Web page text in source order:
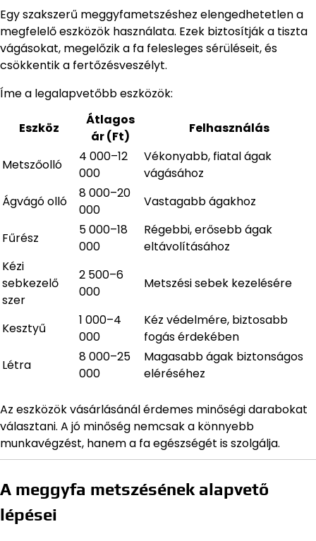
Egy szakszerű meggyfametszéshez elengedhetetlen a
megfelelő eszközök használata. Ezek biztosítják a tiszta
vágásokat, megelőzik a fa felesleges sérüléseit, és
csökkentik a fertőzésveszélyt.
Íme a legalapvetőbb eszközök:
Eszköz
Átlagos
ár (Ft)
Felhasználás
Metszőolló
4 000–12
000
Vékonyabb, fiatal ágak
vágásához
Ágvágó olló
8 000–20
000
Vastagabb ágakhoz
Fűrész
5 000–18
000
Régebbi, erősebb ágak
eltávolításához
Kézi
sebkezelő
szer
2 500–6
000
Metszési sebek kezelésére
Kesztyű
1 000–4
000
Kéz védelmére, biztosabb
fogás érdekében
Létra
8 000–25
000
Magasabb ágak biztonságos
eléréséhez
Az eszközök vásárlásánál érdemes minőségi darabokat
választani. A jó minőség nemcsak a könnyebb
munkavégzést, hanem a fa egészségét is szolgálja.
A meggyfa metszésének alapvető
lépései